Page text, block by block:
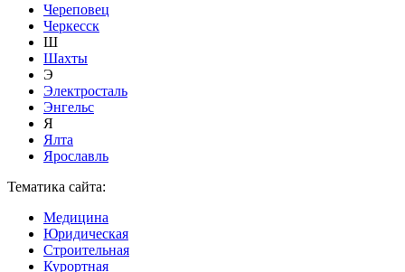
Череповец
Черкесск
Ш
Шахты
Э
Электросталь
Энгельс
Я
Ялта
Ярославль
Тематика сайта:
Медицина
Юридическая
Строительная
Курортная